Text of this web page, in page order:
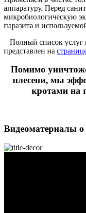
аппаратуру. Перед
микробиологическую
паразита и
Полный список услуг
представлен на
Помимо
плесени, мы
кротами на
Видеоматериалы